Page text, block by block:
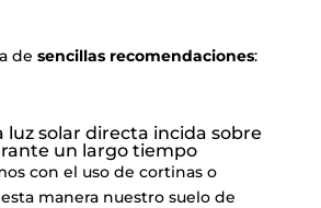
de sencillas recomendaciones:
luz solar directa incida sobre
un largo tiempo
con el uso de cortinas o
manera nuestro suelo de